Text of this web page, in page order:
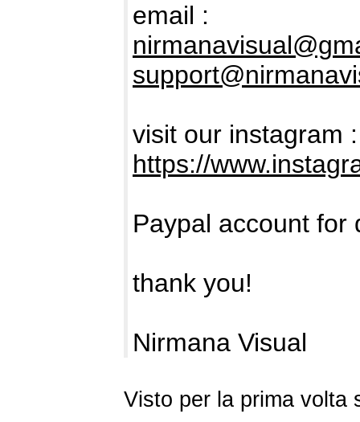
email :
visit our instagram :
https://
Paypal account
thank you!
Nirmana Visual
Visto per la prima volta